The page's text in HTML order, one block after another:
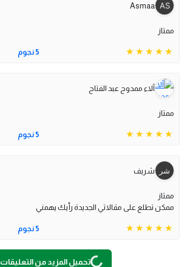
Asmaa
ممتاز
5 نجوم
آلاء ممدوح عبد الفتاح
ممتاز
5 نجوم
شريف
ممتاز
ممكن تطلع على مقالاتي الجديدة رأيك يهمني
5 نجوم
L
.
تحميل المزيد من التعليقات